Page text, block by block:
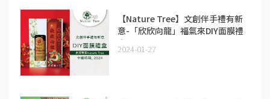
【Nature Tree】文創伴手禮有新
意-「欣欣向龍」福氣來DIY面膜禮
盒
2024-01-27